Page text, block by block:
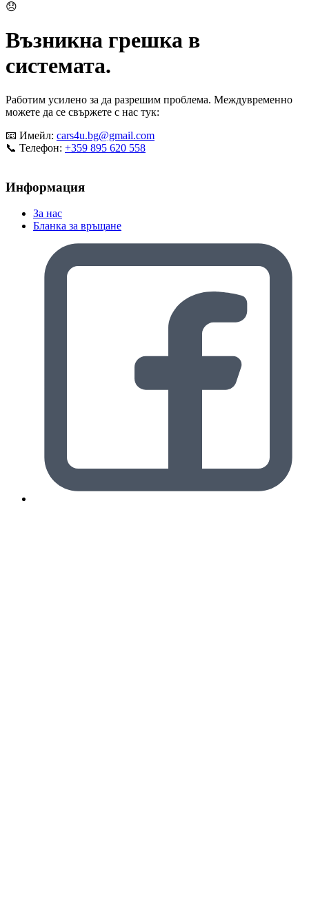
😞
Възникна грешка в
системата.
Работим усилено за да разрешим проблема. Междувременно
можете да се свържете с нас тук:
📧 Имейл: cars4u.bg@gmail.com
📞 Телефон: +359 895 620 558
Информация
За нас
Бланка за връщане